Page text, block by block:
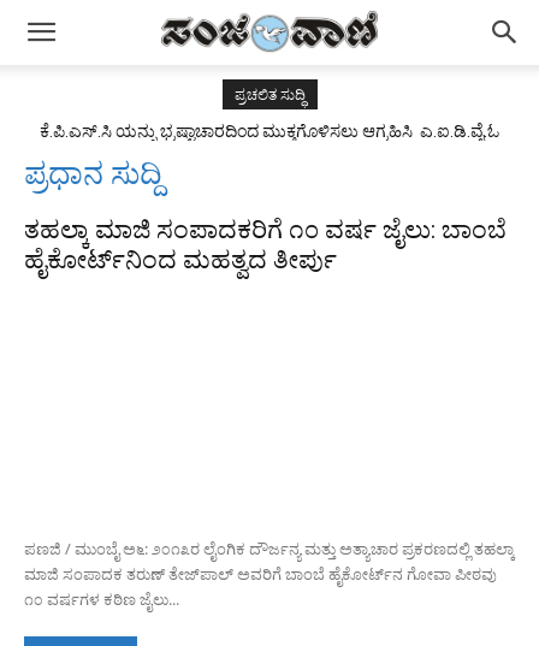
ಪ್ರಚಲಿತ ಸುದ್ಧಿ
ಕೆ.ಪಿ.ಎಸ್.ಸಿ ಯನ್ನು ಭ್ರಷ್ಟಾಚಾರದಿಂದ ಮುಕ್ತಗೊಳಿಸಲು ಆಗ್ರಹಿಸಿ ಎ.ಐ.ಡಿ.ವೈ.ಓ
ಪ್ರಧಾನ ಸುದ್ದಿ
ತಹಲ್ಕಾ ಮಾಜಿ ಸಂಪಾದಕರಿಗೆ ೧೦ ವರ್ಷ ಜೈಲು: ಬಾಂಬೆ
ಹೈಕೋರ್ಟ್‌ನಿಂದ ಮಹತ್ವದ ತೀರ್ಪು
ಪಣಜಿ / ಮುಂಬೈ ಅ೬: ೨೦೧೩ರ ಲೈಂಗಿಕ ದೌರ್ಜನ್ಯ ಮತ್ತು ಅತ್ಯಾಚಾರ ಪ್ರಕರಣದಲ್ಲಿ ತಹಲ್ಕಾ
ಮಾಜಿ ಸಂಪಾದಕ ತರುಣ್ ತೇಜ್‌ಪಾಲ್ ಅವರಿಗೆ ಬಾಂಬೆ ಹೈಕೋರ್ಟ್‌ನ ಗೋವಾ ಪೀಠವು
೧೦ ವರ್ಷಗಳ ಕಠಿಣ ಜೈಲು...